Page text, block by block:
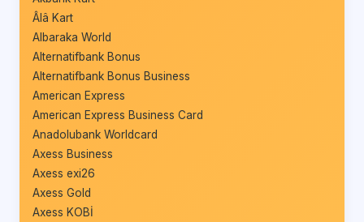
Âlâ Kart
Albaraka World
Alternatifbank Bonus
Alternatifbank Bonus Business
American Express
American Express Business Card
Anadolubank Worldcard
Axess Business
Axess exi26
Axess Gold
Axess KOBİ